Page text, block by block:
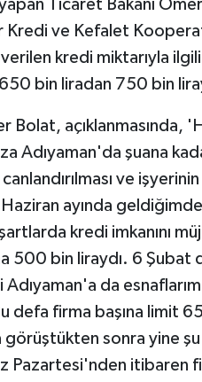
yapan Ticaret Bakanı
Kredi ve Kefalet
kredi miktarıyla
bin liradan 750 bin
Bolat, açıklanmasında,
Adıyaman'da şuana
ve
ayında
şartlarda kredi imkanını
500 bin liraydı. 6
da
defa firma başına limit
görüştükten sonra yine
Pazartesi'nden itibaren